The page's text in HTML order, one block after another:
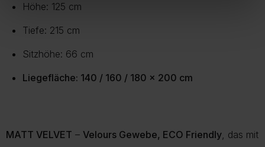
Höhe: 125 cm
Tiefe: 215 cm
Sitzhöhe: 66 cm
Liegefläche: 140 / 160 / 180 x 200 cm
MATT VELVET – Velours Gewebe, ECO Friendly, das mit